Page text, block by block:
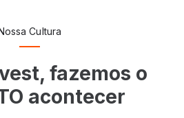
Cultura
fazemos o
acontecer